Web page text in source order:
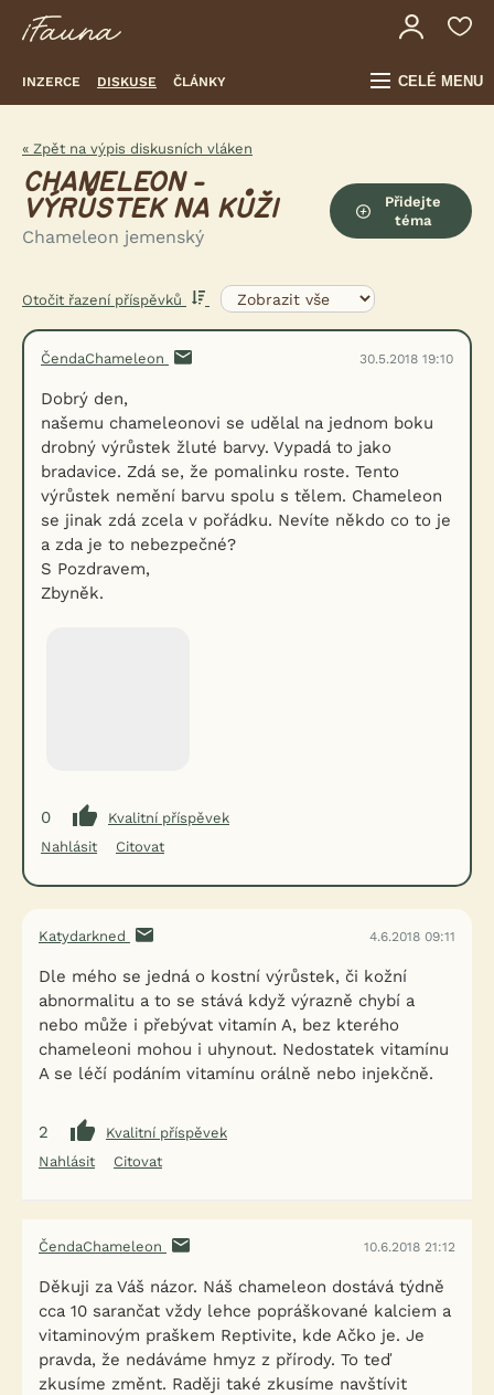
INZERCE DISKUSE ČLÁNKY CELÉ MENU
« Zpět na výpis diskusních vláken
CHAMELEON -
VÝRŮSTEK NA KŮŽI
Chameleon jemenský
Přidejte
téma
Otočit řazení příspěvků
ČendaChameleon 30.5.2018 19:10
Dobrý den,
našemu chameleonovi se udělal na jednom boku
drobný výrůstek žluté barvy. Vypadá to jako
bradavice. Zdá se, že pomalinku roste. Tento
výrůstek nemění barvu spolu s tělem. Chameleon
se jinak zdá zcela v pořádku. Nevíte někdo co to je
a zda je to nebezpečné?
S Pozdravem,
Zbyněk.
0
Kvalitní příspěvek
Nahlásit
Citovat
Katydarkned 4.6.2018 09:11
Dle mého se jedná o kostní výrůstek, či kožní
abnormalitu a to se stává když výrazně chybí a
nebo může i přebývat vitamín A, bez kterého
chameleoni mohou i uhynout. Nedostatek vitamínu
A se léčí podáním vitamínu orálně nebo injekčně.
2
Kvalitní příspěvek
Nahlásit
Citovat
ČendaChameleon 10.6.2018 21:12
Děkuji za Váš názor. Náš chameleon dostává týdně
cca 10 sarančat vždy lehce popráškované kalciem a
vitaminovým praškem Reptivite, kde Ačko je. Je
pravda, že nedáváme hmyz z přírody. To teď
zkusíme změnt. Raději také zkusíme navštívit